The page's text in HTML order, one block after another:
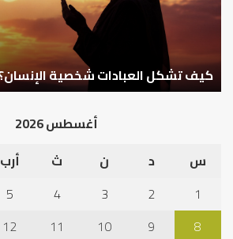
أهم أسباب عدم استجابة الدعاء
أغسطس 2026
س
د ن ث أرب
1
2
3
4
5
8
9
10
11
12